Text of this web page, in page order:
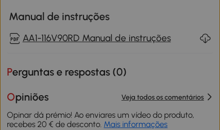
Manual de instruções
AA1-116V90RD Manual de instruções
Perguntas e respostas (0)
Opiniões Veja todos os comentários
Opinar dá prémio! Ao enviares um vídeo do produto,
recebes 20 € de desconto. Mais informações